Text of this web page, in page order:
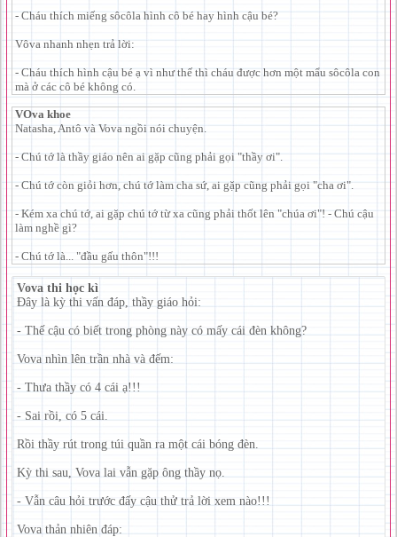
- Cháu thích miếng sôcôla hình cô bé hay hình cậu bé?
Vôva nhanh nhẹn trả lời:
- Cháu thích hình cậu bé ạ vì như thế thì cháu được hơn một mẩu sôcôla con
mà ở các cô bé không có.
VOva khoe
Natasha, Antô và Vova ngồi nói chuyện.
- Chú tớ là thầy giáo nên ai gặp cũng phải gọi "thầy ơi".
- Chú tớ còn giỏi hơn, chú tớ làm cha sứ, ai gặp cũng phải gọi "cha ơi".
- Kém xa chú tớ, ai gặp chú tớ từ xa cũng phải thốt lên "chúa ơi"! - Chú cậu
làm nghề gì?
- Chú tớ là... "đầu gấu thôn"!!!
Vova thi học kì
Đây là kỳ thi vấn đáp, thầy giáo hỏi:
- Thế cậu có biết trong phòng này có mấy cái đèn không?
Vova nhìn lên trần nhà và đếm:
- Thưa thầy có 4 cái ạ!!!
- Sai rồi, có 5 cái.
Rồi thầy rút trong túi quần ra một cái bóng đèn.
Kỳ thi sau, Vova lai vẫn gặp ông thầy nọ.
- Vẫn câu hỏi trước đấy cậu thử trả lời xem nào!!!
Vova thản nhiên đáp: